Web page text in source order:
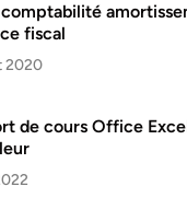
fiscal
2020
de cours Office